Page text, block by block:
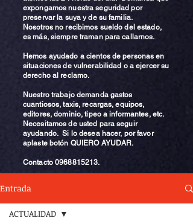
expongamos nuestra seguridad por
preservar la suya y de su familia.
Nosotros no recibimos sueldo del estado,
es más, siempre traman para callarnos.
Hemos ayudado a cientos de personas en
situaciones de vulnerabilidad o a ejercer su
derecho al reclamo.
Nuestro trabajo demanda gastos
cuantiosos, taxis, recargas, equipos,
editores, dominio, tipeo a informantes, etc.
Necesitamos de usted para seguir
ayudando. Si lo desea hacer, por favor
aplaste botón QUIERO AYUDAR.
Contacto0968815213.
Entrada
ACTUALIDAD